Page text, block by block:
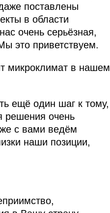
поставлены
в области
очень серьёзная,
это приветствуем.
микроклимат в нашем
ещё один шаг к тому,
решения очень
с вами ведём
наши позиции,